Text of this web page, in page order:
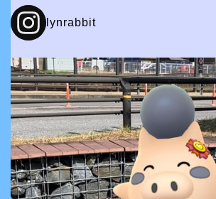
lynrabbit